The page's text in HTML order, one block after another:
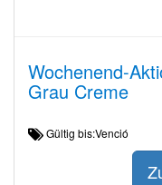
Wochenend-
Grau Creme
Gültig bis:Venció